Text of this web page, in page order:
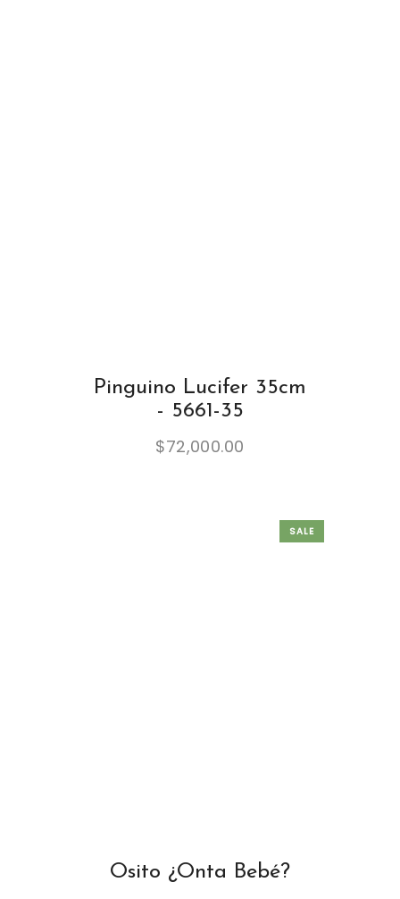
Pinguino Lucifer 35cm
- 5661-35
$72,000.00
SALE
Osito ¿Onta Bebé?